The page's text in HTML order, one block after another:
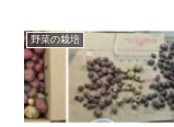
野菜の栽培